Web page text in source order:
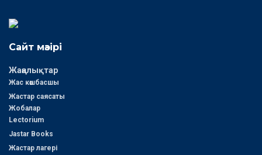
Сайт мәзірі
Жаңалықтар
Жас көшбасшы
Жастар саясаты
Жобалар
Lectorium
Jastar Books
Жастар лагері